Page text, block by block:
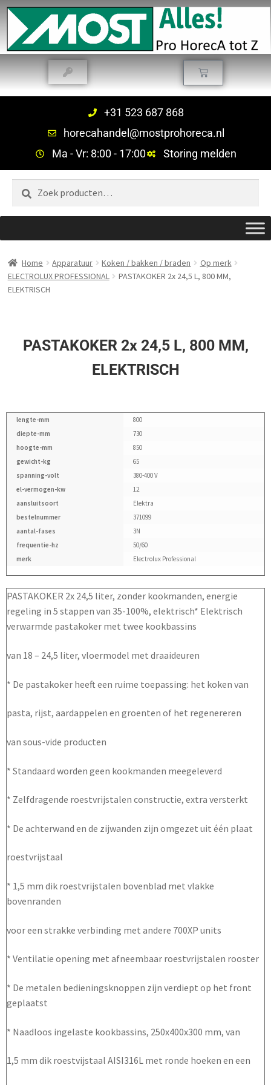
+31 523 687 868
horecahandel@mostprohoreca.nl
Ma - Vr: 8:00 - 17:00
Storing melden
Zoeken
Home Apparatuur Koken / bakken / braden
Op merk
ELECTROLUX PROFESSIONAL
PASTAKOKER 2x 24,5 L, 800 MM,
ELEKTRISCH
PASTAKOKER 2x 24,5 L, 800 MM,
ELEKTRISCH
lengte-mm
800
diepte-mm
730
hoogte-mm
850
gewicht-kg
65
spanning-volt
380-400 V
el-vermogen-kw
12
aansluitsoort
Elektra
bestelnummer
371099
aantal-fases
3N
frequentie-hz
50/60
merk
Electrolux Professional
PASTAKOKER 2x 24,5 liter, zonder kookmanden, energie
regeling in 5 stappen van 35-100%, elektrisch* Elektrisch
verwarmde pastakoker met twee kookbassins
van 18 – 24,5 liter, vloermodel met draaideuren
* De pastakoker heeft een ruime toepassing: het koken van
pasta, rijst, aardappelen en groenten of het regenereren
van sous-vide producten
* Standaard worden geen kookmanden meegeleverd
* Zelfdragende roestvrijstalen constructie, extra versterkt
* De achterwand en de zijwanden zijn omgezet uit één plaat
roestvrijstaal
* 1,5 mm dik roestvrijstalen bovenblad met vlakke
bovenranden
voor een strakke verbinding met andere 700XP units
* Ventilatie opening met afneembaar roestvrijstalen rooster
* De metalen bedieningsknoppen zijn verdiept op het front
geplaatst
* Naadloos ingelaste kookbassins, 250x400x300 mm, van
1,5 mm dik roestvijstaal AISI316L met ronde hoeken en een